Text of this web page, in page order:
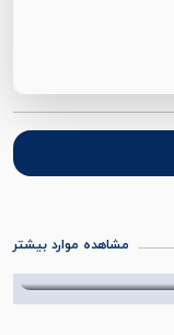
مشاهده موارد بیشتر